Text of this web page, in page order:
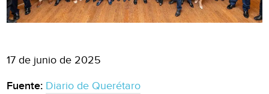
17 de junio de 2025
Fuente: Diario de Querétaro